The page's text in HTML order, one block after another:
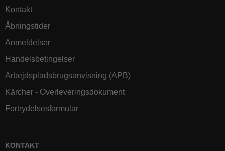
Kontakt
Åbningstider
Anmeldelser
Handelsbetingelser
Arbejdspladsbrugsanvisning (APB)
Kärcher - Overleveringsdokument
Fortrydelsesformular
KONTAKT